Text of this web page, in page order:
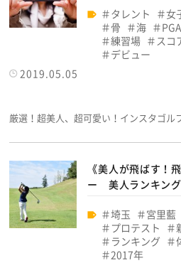
タレント 女
骨
海 PGA
練習場
スコ
デビュー
2019.05.05
厳選！超美人、超可愛い！インスタゴ
《美人が飛ばす！
ー 美人ランキン
埼玉 宮里藍
プロテスト
ランキング
2017年